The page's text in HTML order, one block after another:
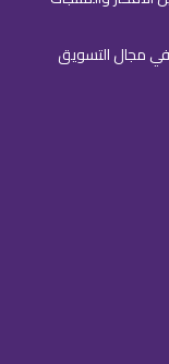
سابقة في مجال التسويق